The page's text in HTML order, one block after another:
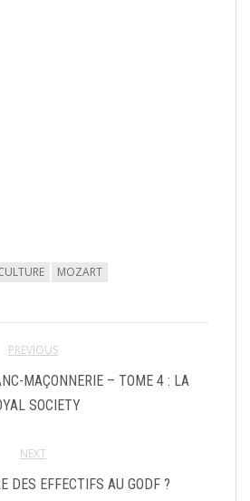
MOZART
PREVIOUS
MAÇONNERIE – TOME 4 : LA
SOCIETY
NEXT
DES EFFECTIFS AU GODF ?